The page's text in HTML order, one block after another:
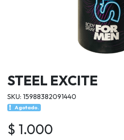
STEEL EXCITE
SKU: 15988382091440
Agotado.
$ 1.000